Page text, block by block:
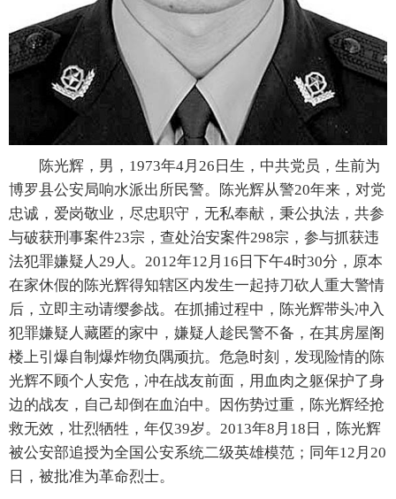
陈光辉，男，1973年4月26日生，中共党员，生前为
博罗县公安局响水派出所民警。陈光辉从警20年来，对党
忠诚，爱岗敬业，尽忠职守，无私奉献，秉公执法，共参
与破获刑事案件23宗，查处治安案件298宗，参与抓获违
法犯罪嫌疑人29人。2012年12月16日下午4时30分，原本
在家休假的陈光辉得知辖区内发生一起持刀砍人重大警情
后，立即主动请缨参战。在抓捕过程中，陈光辉带头冲入
犯罪嫌疑人藏匿的家中，嫌疑人趁民警不备，在其房屋阁
楼上引爆自制爆炸物负隅顽抗。危急时刻，发现险情的陈
光辉不顾个人安危，冲在战友前面，用血肉之躯保护了身
边的战友，自己却倒在血泊中。因伤势过重，陈光辉经抢
救无效，壮烈牺牲，年仅39岁。2013年8月18日，陈光辉
被公安部追授为全国公安系统二级英雄模范；同年12月20
日，被批准为革命烈士。